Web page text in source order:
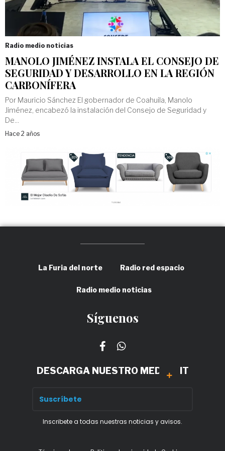
Radio medio noticias
MANOLO JIMÉNEZ INSTALA EL CONSEJO DE
SEGURIDAD Y DESARROLLO EN LA REGIÓN
CARBONÍFERA
Por Mauricio Sánchez El gobernador de Coahuila, Manolo
Jiménez, encabezó la instalación del Consejo de Seguridad y
De...
Hace 2 años
La Furia del norte Radio red espacio
Radio medio noticias
Síguenos
DESCARGA NUESTRO MEDIA KIT
Inscribete a todas nuestras noticias y avisos.